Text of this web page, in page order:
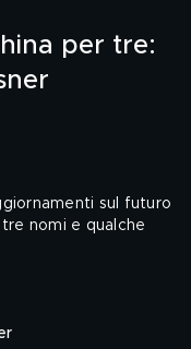
per tre:
sul futuro
nomi e qualche